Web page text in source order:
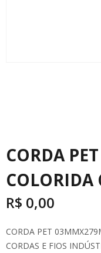
CORDA
COLORIDA
R$ 0,00
CORDA PET
CORDAS E FIOS